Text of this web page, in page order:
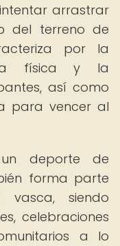
arrastrar
del terreno de
por la
física y la
así como
para vencer al
deporte de
forma parte
siendo
celebraciones
a lo